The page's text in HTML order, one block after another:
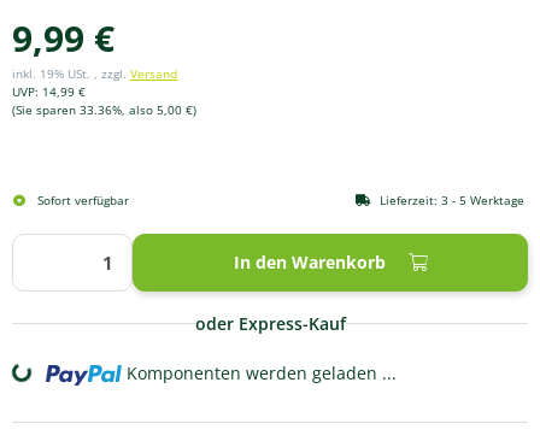
9,99 €
inkl. 19% USt. , zzgl. Versand
UVP: 14,99 €
(Sie sparen 33.36%, also 5,00 €)
In den Warenkorb
Sofort verfügbar Lieferzeit: 3 - 5 Werktage
oder Express-Kauf
Loading... Komponenten werden geladen ...